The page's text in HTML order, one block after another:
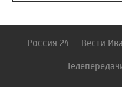
Россия 24 Вести